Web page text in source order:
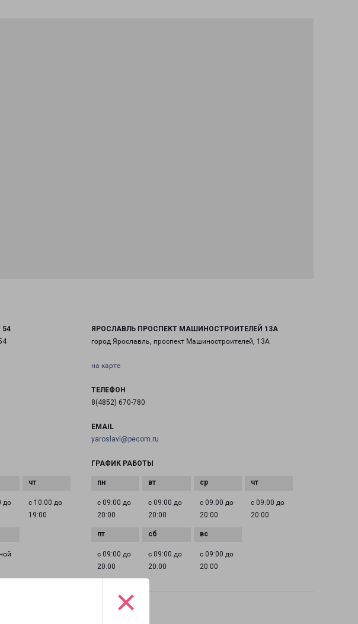
×
до
с 10:00 до
19:00
ЯРОСЛАВЛЬ ПРОСПЕКТ МАШИНОСТРОИТЕЛЕЙ 13А
город Ярославль, проспект Машиностроителей, 13А
на карте
ТЕЛЕФОН
8(4852) 670-780
EMAIL
yaroslavl@pecom.ru
ГРАФИК РАБОТЫ
с 09:00 до
20:00
с 09:00 до
20:00
с 09:00 до
20:00
с 09:00 до
20:00
с 09:00 до
20:00
с 09:00 до
20:00
с 09:00 до
20:00